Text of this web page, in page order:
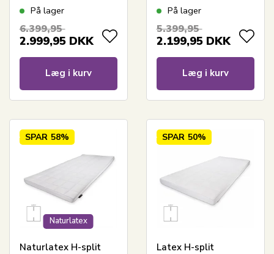
memoryskum
SLEEP TECH By Borg
På lager
6.399,95
2.999,95 DKK
Læg i kurv
& naturlatex - Zen
elevationsseng
På lager
5.399,95
2.199,95 DKK
Læg i kurv
Naturlatex
SPAR 58%
Naturlatex H-split
SPAR 50%
Latex H-split